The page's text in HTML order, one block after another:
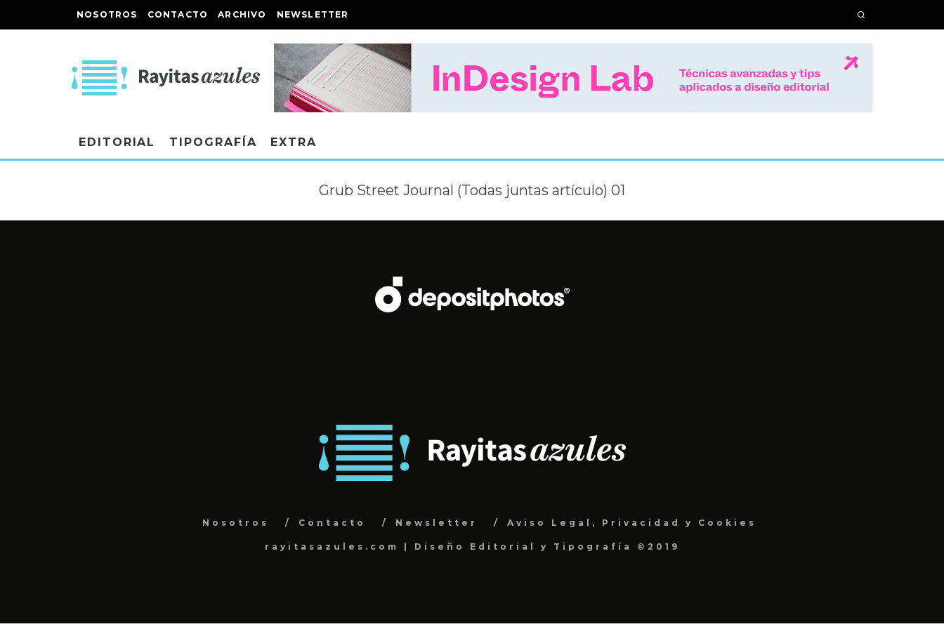
NOSOTROS CONTACTO ARCHIVO NEWSLETTER
EDITORIAL TIPOGRAFÍA EXTRA
Grub Street Journal (Todas juntas artículo) 01
Nosotros Contacto Newsletter Aviso Legal, Privacidad y Cookies
rayitasazules.com | Diseño Editorial y Tipografía ©2019